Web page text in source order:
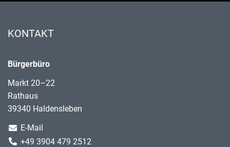
KONTAKT
Bürgerbüro
Markt 20–22
Rathaus
39340 Haldensleben
E-Mail
+49 3904 479 2512